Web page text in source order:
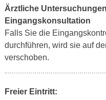
Ärztliche
Eingangskonsultation
Falls Sie die
durchführen, wird sie auf
verschoben.
Freier Eintritt: